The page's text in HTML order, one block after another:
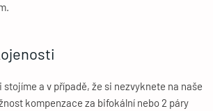
a v případě, že si nezvyknete na naše
kompenzace za bifokální nebo 2 páry